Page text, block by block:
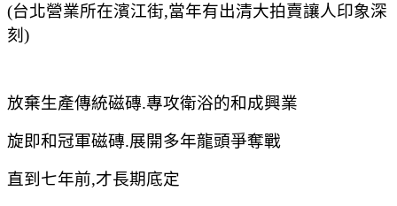
(台北營業所在濱江街,當年有出清大拍賣讓人印象深
刻)
放棄生產傳統磁磚.專攻衛浴的和成興業
旋即和冠軍磁磚.展開多年龍頭爭奪戰
直到七年前,才長期底定